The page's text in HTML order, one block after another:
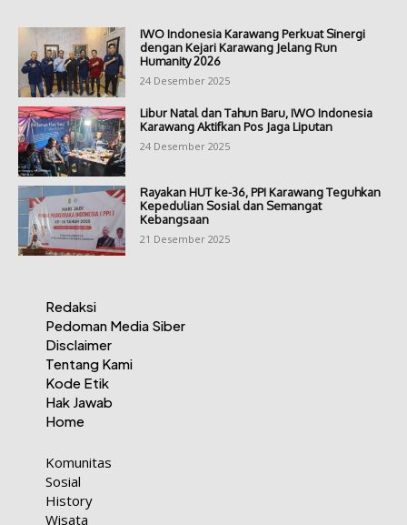
IWO Indonesia Karawang Perkuat Sinergi
dengan Kejari Karawang Jelang Run
Humanity 2026
24 Desember 2025
Libur Natal dan Tahun Baru, IWO Indonesia
Karawang Aktifkan Pos Jaga Liputan
24 Desember 2025
Rayakan HUT ke-36, PPI Karawang Teguhkan
Kepedulian Sosial dan Semangat
Kebangsaan
21 Desember 2025
Redaksi
Pedoman Media Siber
Disclaimer
Tentang Kami
Kode Etik
Hak Jawab
Home
Komunitas
Sosial
History
Wisata